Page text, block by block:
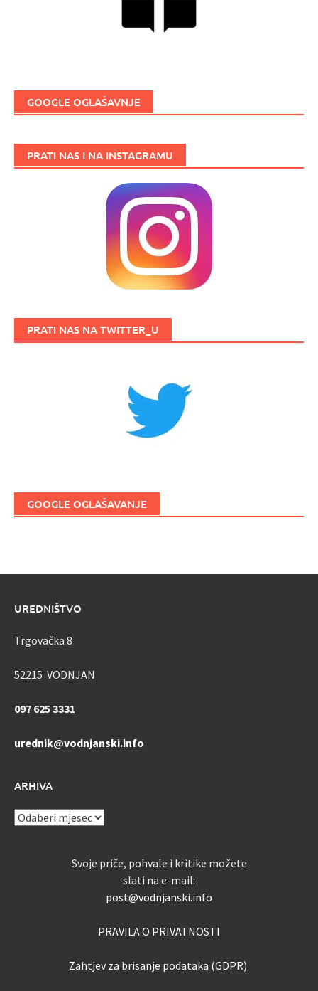
GOOGLE OGLAŠAVNJE
PRATI NAS I NA INSTAGRAMU
PRATI NAS NA TWITTER_U
GOOGLE OGLAŠAVANJE
UREDNIŠTVO
Trgovačka 8
52215 VODNJAN
097 625 3331
urednik@vodnjanski.info
ARHIVA
ARHIVA
Svoje priče, pohvale i kritike možete
slati na e-mail:
post@vodnjanski.info
PRAVILA O PRIVATNOSTI
Zahtjev za brisanje podataka (GDPR)